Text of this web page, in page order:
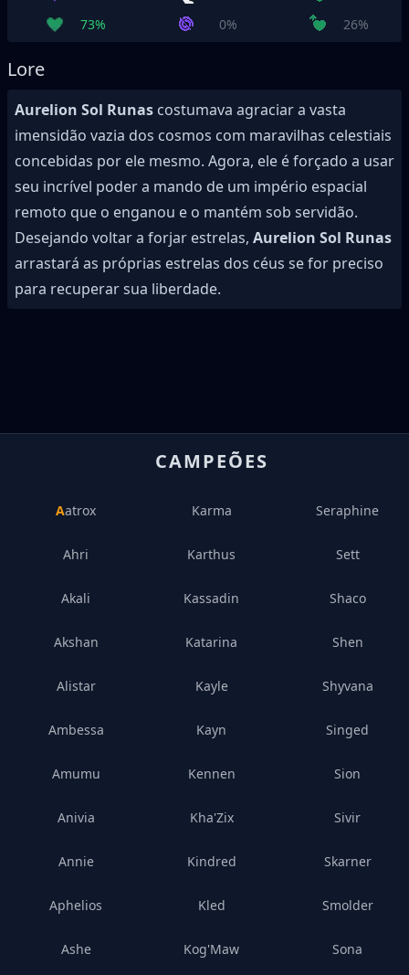
73%
0% 26%
Lore
Aurelion Sol Runas costumava agraciar a vasta
imensidão vazia dos cosmos com maravilhas celestiais
concebidas por ele mesmo. Agora, ele é forçado a usar
seu incrível poder a mando de um império espacial
remoto que o enganou e o mantém sob servidão.
Desejando voltar a forjar estrelas, Aurelion Sol Runas
arrastará as próprias estrelas dos céus se for preciso
para recuperar sua liberdade.
CAMPEÕES
Aatrox
Ahri
Akali
Akshan
Alistar
Ambessa
Amumu
Anivia
Annie
Aphelios
Ashe
Karma
Karthus
Kassadin
Katarina
Kayle
Kayn
Kennen
Kha'Zix
Kindred
Kled
Kog'Maw
Seraphine
Sett
Shaco
Shen
Shyvana
Singed
Sion
Sivir
Skarner
Smolder
Sona